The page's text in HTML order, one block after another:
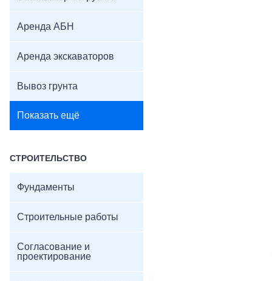
Аренда АБН
Аренда экскаваторов
Вывоз грунта
Показать ещё
СТРОИТЕЛЬСТВО
Фундаменты
Строительные работы
Согласование и
проектирование